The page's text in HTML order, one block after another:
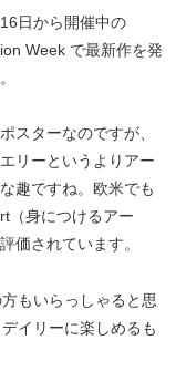
日から開催中の
Week で最新作を発
スターなのですが、
リーというよりアー
趣ですね。欧米でも
（身につけるアー
価されています。
もいらっしゃると思
イリーに楽しめるも